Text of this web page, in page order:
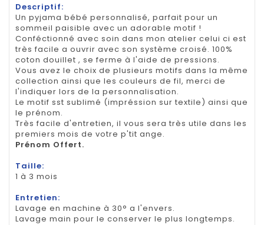
Descriptif:
Un pyjama bébé personnalisé, parfait pour un
sommeil paisible avec un adorable motif !
Conféctionné avec soin dans mon atelier celui ci est
très facile a ouvrir avec son système croisé. 100%
coton douillet , se ferme à l'aide de pressions.
Vous avez le choix de plusieurs motifs dans la même
collection ainsi que les couleurs de fil, merci de
l'indiquer lors de la personnalisation.
Le motif sst sublimé (impréssion sur textile) ainsi que
le prénom.
Très facile d'entretien, il vous sera très utile dans les
premiers mois de votre p'tit ange.
Prénom Offert.
Taille:
1 à 3 mois
Entretien:
Lavage en machine à 30° a l'envers.
Lavage main pour le conserver le plus longtemps.